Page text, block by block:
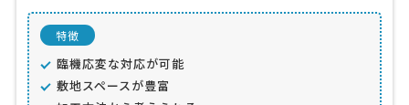
特徴
臨機応変な対応が可能
敷地スペースが豊富